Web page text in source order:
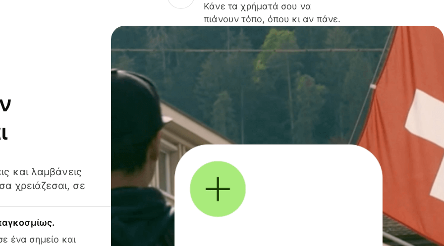
Κάνε τα χρήματά σου να
πιάνουν τόπο, όπου κι αν πάνε.
και λαμβάνεις
χρειάζεσαι, σε
ένα σημείο και